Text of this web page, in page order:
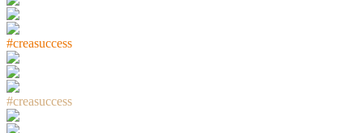
#creasuccess
#creasuccess